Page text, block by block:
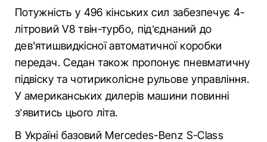
Потужність у 496 кінських сил забезпечує 4-
літровий V8 твін-турбо, під’єднаний до
дев'ятишвидкісної автоматичної коробки
передач. Седан також пропонує пневматичну
підвіску та чотириколісне рульове управління.
У американських дилерів машини повинні
з’явитись цього літа.
В Україні базовий Mercedes-Benz S-Class